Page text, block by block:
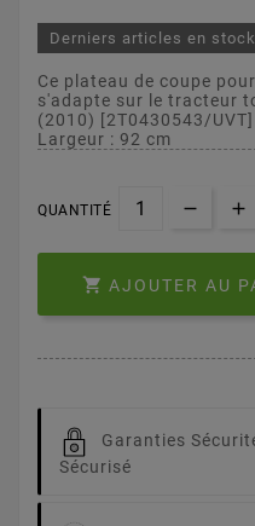
Derniers articles en stock
Ce plateau de coupe
s'adapte sur le tracteur
(2010) [2T0430543/UVT]
Largeur : 92 cm
QUANTITÉ
 AJOUTER AU
Garanties
Sécurisé